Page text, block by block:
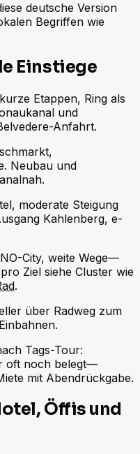
deutsche Version
Begriffen wie
Einstiege
Etappen, Ring als
und
Anfahrt.
Neubau und
moderate Steigung
Kahlenberg, e-
City, weite Wege—
Ziel siehe Cluster wie
.
über Radweg zum
Tags-Tour:
oft noch belegt—
mit Abendrückgabe.
Öffis und